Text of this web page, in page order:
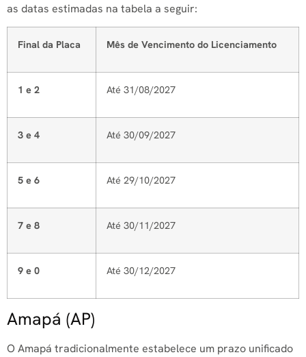
as datas estimadas na tabela a seguir:
Final da Placa Mês de Vencimento do Licenciamento
1 e 2 Até 31/08/2027
3 e 4 Até 30/09/2027
5 e 6 Até 29/10/2027
7 e 8 Até 30/11/2027
9 e 0 Até 30/12/2027
Amapá (AP)
O Amapá tradicionalmente estabelece um prazo unificado